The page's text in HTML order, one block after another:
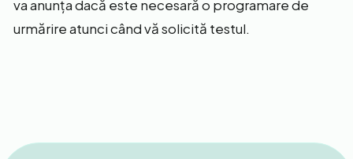
va anunța dacă este necesară o programare de
urmărire atunci când vă solicită testul.